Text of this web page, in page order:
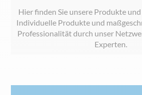
Hier finden Sie unsere Produkte
Individuelle Produkte und
Professionalität durch unser
Experten.